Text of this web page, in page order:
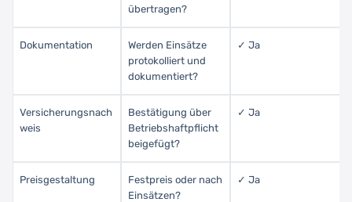
übertragen?
Dokumentation
Werden Einsätze
protokolliert und
dokumentiert?
✓ Ja
Versicherungsnach
weis
Bestätigung über
Betriebshaftpflicht
beigefügt?
✓ Ja
Preisgestaltung
Festpreis oder nach
Einsätzen?
✓ Ja